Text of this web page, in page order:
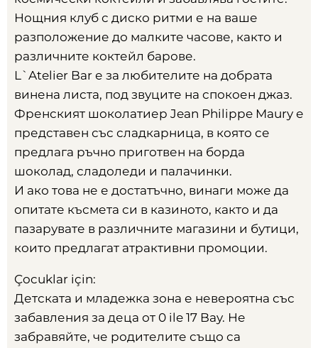
Нощния клуб с диско ритми е на ваше
разположение до малките часове, както и
различните коктейл барове.
L`Atelier Bar е за любителите на добрата
винена листа, под звуците на спокоен джаз.
Френският шоколатиер Jean Philippe Maury е
представен със сладкарница, в която се
предлага ръчно приготвен на борда
шоколад, сладоледи и палачинки.
И ако това не е достатъчно, винаги може да
опитате късмета си в казиното, както и да
пазарувате в различните магазини и бутици,
които предлагат атрактивни промоции.
Çocuklar için:
Детската и младежка зона е невероятна със
забавления за деца от 0 ile 17 Bay. Не
забравяйте, че родителите също са